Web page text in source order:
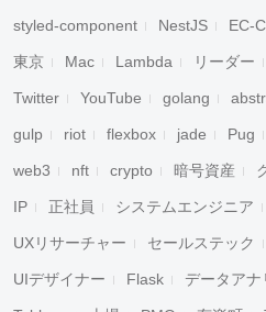
styled-component NestJS EC-
東京 Mac Lambda リーダー
Twitter YouTube golang
gulp riot flexbox jade Pug
web3 nft crypto 暗号資産
IP 正社員 システムエンジニア
UXリサーチャー セールステック
UIデザイナー Flask データアナ